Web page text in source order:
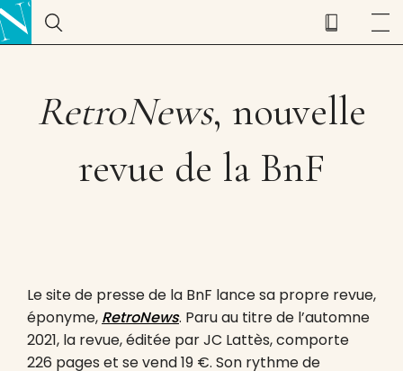
RetroNews, nouvelle
revue de la BnF
Le site de presse de la BnF lance sa propre revue,
éponyme, RetroNews. Paru au titre de l’automne
2021, la revue, éditée par JC Lattès, comporte
226 pages et se vend 19 €. Son rythme de